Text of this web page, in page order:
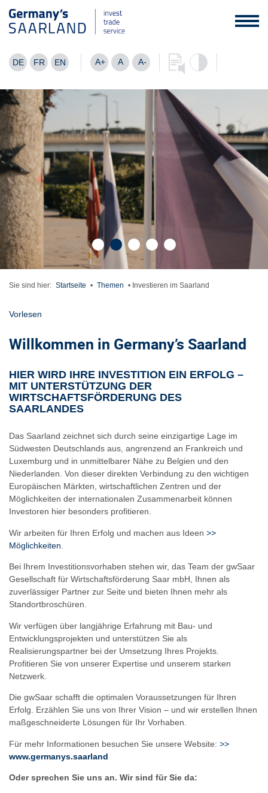
DE FR EN A+ A A-
Sie sind hier: Startseite • Themen • Investieren im Saarland
Vorlesen
Willkommen in Germany’s Saarland
HIER WIRD IHRE INVESTITION EIN ERFOLG –
MIT UNTERSTÜTZUNG DER
WIRTSCHAFTSFÖRDERUNG DES
SAARLANDES
Das Saarland zeichnet sich durch seine einzigartige Lage im
Südwesten Deutschlands aus, angrenzend an Frankreich und
Luxemburg und in unmittelbarer Nähe zu Belgien und den
Niederlanden. Von dieser direkten Verbindung zu den wichtigen
Europäischen Märkten, wirtschaftlichen Zentren und der
Möglichkeiten der internationalen Zusammenarbeit können
Investoren hier besonders profitieren.
Wir arbeiten für Ihren Erfolg und machen aus Ideen >>
Möglichkeiten
Bei Ihrem Investitionsvorhaben stehen wir, das Team der gwSaar
Gesellschaft für Wirtschaftsförderung Saar mbH, Ihnen als
zuverlässiger Partner zur Seite und bieten Ihnen mehr als
Standortbroschüren.
Wir verfügen über langjährige Erfahrung mit Bau- und
Entwicklungsprojekten und unterstützen Sie als
Realisierungspartner bei der Umsetzung Ihres Projekts.
Profitieren Sie von unserer Expertise und unserem starken
Netzwerk.
Die gwSaar schafft die optimalen Voraussetzungen für Ihren
Erfolg. Erzählen Sie uns von Ihrer Vision – und wir erstellen Ihnen
maßgeschneiderte Lösungen für Ihr Vorhaben.
Für mehr Informationen besuchen Sie unsere Website: >>
www.germanys.saarland
Oder sprechen Sie uns an. Wir sind für Sie da: